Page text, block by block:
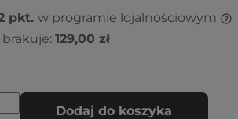
pkt. w programie lojalnościowym
129,00 zł
Dodaj do koszyka